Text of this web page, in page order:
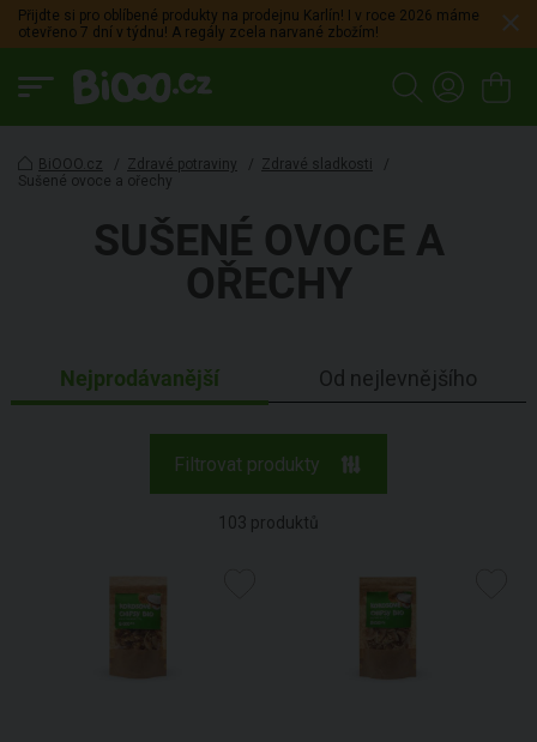
Přijdte si pro oblíbené produkty na prodejnu Karlín! I v roce 2026 máme
otevřeno 7 dní v týdnu! A regály zcela narvané zbožím!
BiOOO.cz / Zdravé potraviny / Zdravé sladkosti
/
Sušené ovoce a ořechy
SUŠENÉ OVOCE A
OŘECHY
Nejprodávanější Od nejlevnějšího
Filtrovat produkty
103 produktů